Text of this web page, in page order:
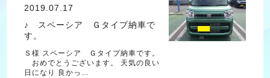
2019.07.17
♪ スペーシア Ｇタイプ納車で
す。
Ｓ様 スペーシア Ｇタイプ納車です。
おめでとうございます。 天気の良い
日になり 良かっ…